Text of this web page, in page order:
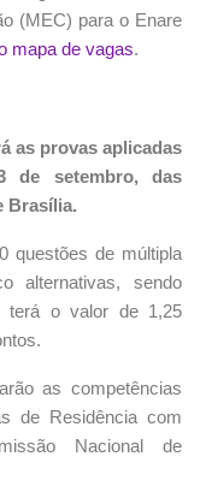
(MEC) para o Enare
mapa de vagas.
as provas aplicadas
de setembro, das
Brasília.
questões de múltipla
alternativas, sendo
terá o valor de 1,25
as competências
de Residência com
Nacional de